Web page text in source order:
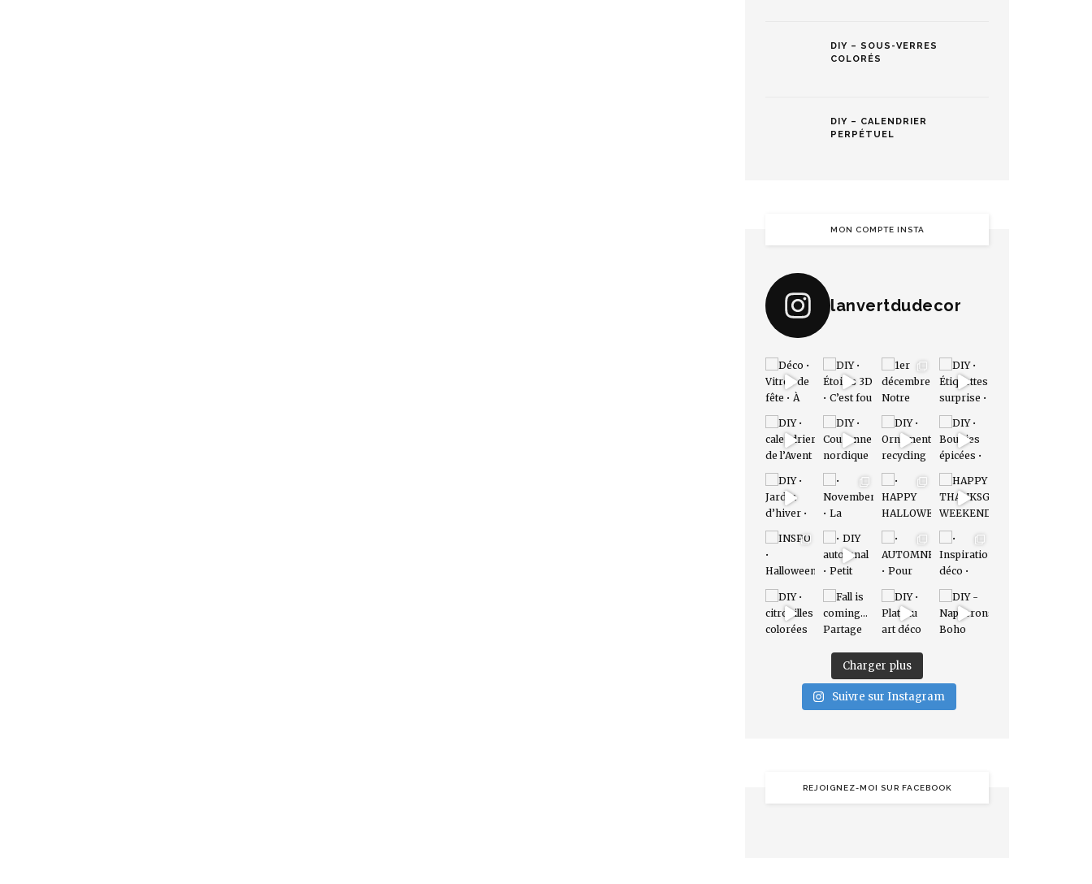
DIY – SOUS-VERRES
COLORÉS
DIY – CALENDRIER
PERPÉTUEL
MON COMPTE INSTA
lanvertdudecor
Charger plus
Suivre sur Instagram
REJOIGNEZ-MOI SUR FACEBOOK